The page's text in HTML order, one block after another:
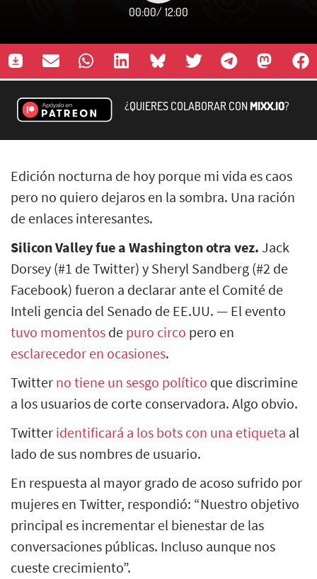
00:00/ 12:00
¿QUIERES COLABORAR CONMIXX.IO?
Edición nocturna de hoy porque mi vida es caos
pero no quiero dejaros en la sombra. Una ración
de enlaces interesantes.
Silicon Valley fue a Washington otra vez. Jack
Dorsey (#1 de Twitter) y Sheryl Sandberg (#2 de
Facebook) fueron a declarar ante el Comité de
Inteli gencia del Senado de EE.UU. — El evento
tuvo momentos de puro circo pero en
esclarecedor en ocasiones.
Twitter no tiene un sesgo político que discrimine
a los usuarios de corte conservadora. Algo obvio.
Twitter identificará a los bots con una etiqueta al
lado de sus nombres de usuario.
En respuesta al mayor grado de acoso sufrido por
mujeres en Twitter, respondió: “Nuestro objetivo
principal es incrementar el bienestar de las
conversaciones públicas. Incluso aunque nos
cueste crecimiento”.